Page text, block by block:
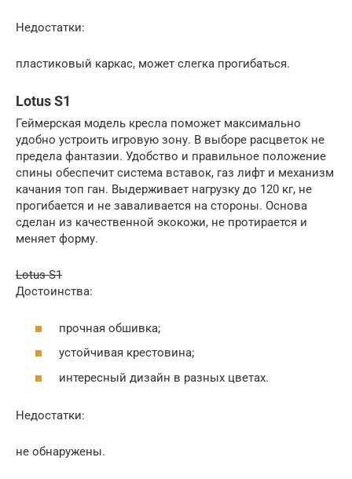
Недостатки:
пластиковый каркас, может слегка прогибаться.
Lotus S1
Геймерская модель кресла поможет максимально
удобно устроить игровую зону. В выборе расцветок не
предела фантазии. Удобство и правильное положение
спины обеспечит система вставок, газ лифт и механизм
качания топ ган. Выдерживает нагрузку до 120 кг, не
прогибается и не заваливается на стороны. Основа
сделан из качественной экокожи, не протирается и
меняет форму.
Lotus S1
Достоинства:
прочная обшивка;
устойчивая крестовина;
интересный дизайн в разных цветах.
Недостатки:
не обнаружены.